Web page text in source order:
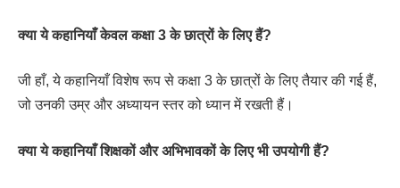
क्या ये कहानियाँ केवल कक्षा 3 के छात्रों के लिए हैं?
जी हाँ, ये कहानियाँ विशेष रूप से कक्षा 3 के छात्रों के लिए तैयार की गई हैं,
जो उनकी उम्र और अध्यायन स्तर को ध्यान में रखती हैं।
क्या ये कहानियाँ शिक्षकों और अभिभावकों के लिए भी उपयोगी हैं?